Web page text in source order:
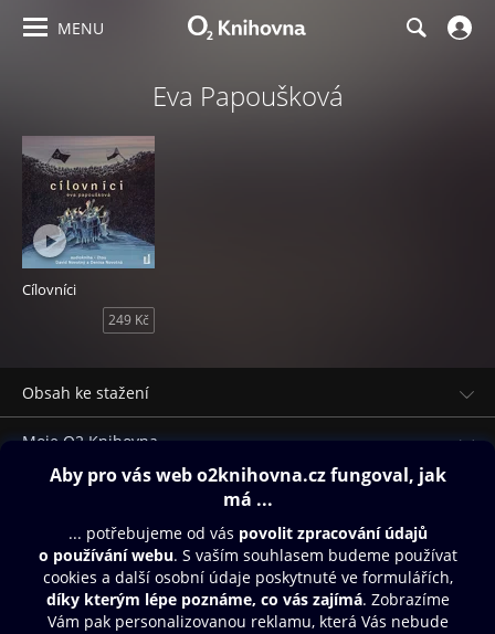
MENU
Eva Papoušková
Cílovníci
249 Kč
Obsah ke stažení
Moje O2 Knihovna
Další zábava
© O2 Czech Republic a.s.
Nákupní řád